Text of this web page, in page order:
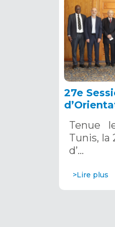
27e
Tenue
Tunis, la
d’…
>Lire plus